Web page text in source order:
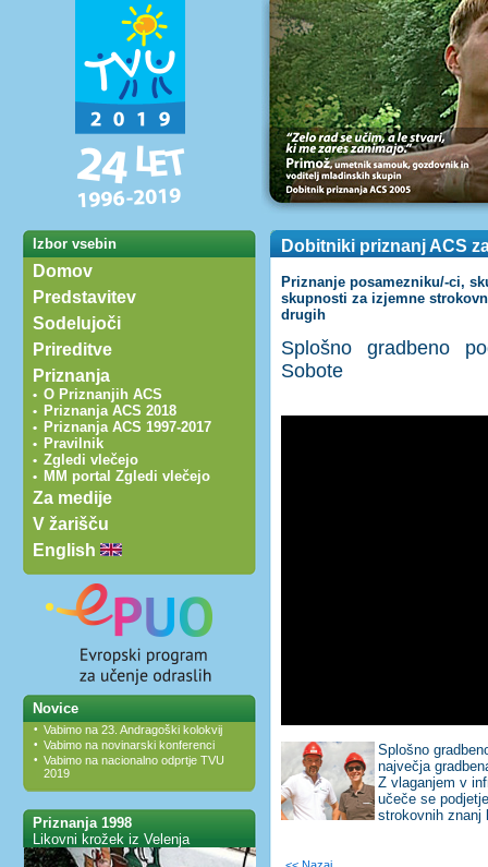
Izbor vsebin
Domov
Predstavitev
Sodelujoči
Prireditve
Priznanja
• O Priznanjih ACS
• Priznanja ACS 2018
• Priznanja ACS 1997-2017
• Pravilnik
• Zgledi vlečejo
• MM portal Zgledi vlečejo
Za medije
V žarišču
English
Novice
• Vabimo na 23. Andragoški kolokvij
• Vabimo na novinarski konferenci
• Vabimo na nacionalno odprtje TVU
2019
Priznanja 1998
Likovni krožek iz Velenja
Dobitniki priznanj ACS
Priznanje posamezniku/-ci,
skupnosti za izjemne
drugih
Splošno gradbeno
Sobote
Splošno
največja
Z vlaganjem v
učeče se
strokovnih znanj